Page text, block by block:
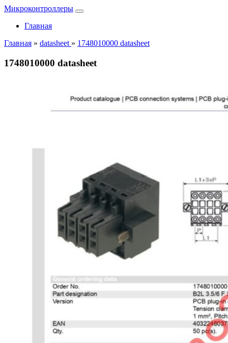
Микроконтроллеры
Главная
Главная » datasheet » 1748010000 datasheet
1748010000 datasheet